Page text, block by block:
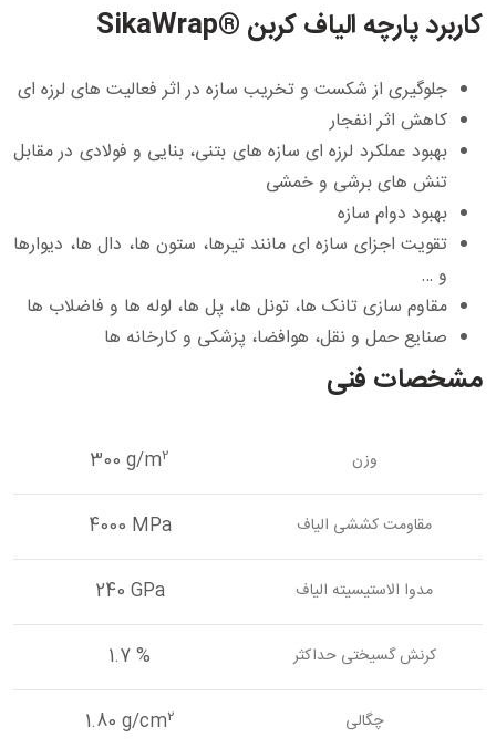
کاربرد پارچه الیاف کربن ®SikaWrap
جلوگیری از شکست و تخریب سازه در اثر فعالیت های لرزه ای
کاهش اثر انفجار
بهبود عملکرد لرزه ای سازه های بتنی، بنایی و فولادی در مقابل
تنش های برشی و خمشی
بهبود دوام سازه
تقویت اجزای سازه ای مانند تیرها، ستون ها، دال ها، دیوارها
و …
مقاوم سازی تانک ها، تونل ها، پل ها، لوله ها و فاضلاب ها
صنایع حمل و نقل، هوافضا، پزشکی و کارخانه ها
مشخصات فنی
وزن 300 g/m2
مقاومت کششی الیاف 4000 MPa
مدوا الاستیسیته الیاف 240 GPa
کرنش گسیختی حداکثر 1.7 %
چگالی 1.80 g/cm2